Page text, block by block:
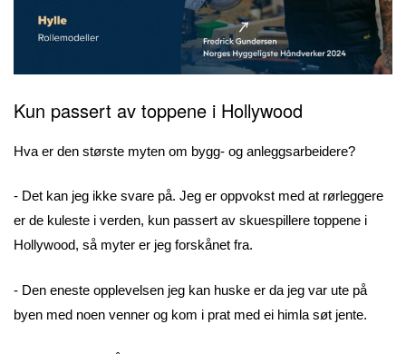
Kun passert av toppene i Hollywood
Hva er den største myten om bygg- og anleggsarbeidere?
- Det kan jeg ikke svare på. Jeg er oppvokst med at rørleggere
er de kuleste i verden, kun passert av skuespillere toppene i
Hollywood, så myter er jeg forskånet fra.
- Den eneste opplevelsen jeg kan huske er da jeg var ute på
byen med noen venner og kom i prat med ei himla søt jente.